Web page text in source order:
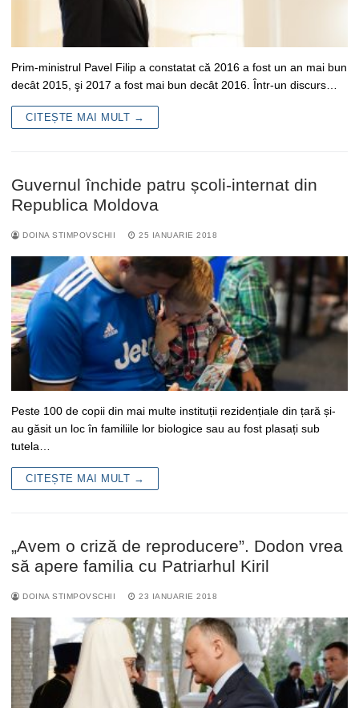
Prim-ministrul Pavel Filip a constatat că 2016 a fost un an mai bun
decât 2015, şi 2017 a fost mai bun decât 2016. Într-un discurs…
CITEȘTE MAI MULT →
Guvernul închide patru școli-internat din
Republica Moldova
DOINA STIMPOVSCHII 25 IANUARIE 2018
Peste 100 de copii din mai multe instituții rezidențiale din țară și-
au găsit un loc în familiile lor biologice sau au fost plasați sub
tutela…
CITEȘTE MAI MULT →
„Avem o criză de reproducere”. Dodon vrea
să apere familia cu Patriarhul Kiril
DOINA STIMPOVSCHII 23 IANUARIE 2018